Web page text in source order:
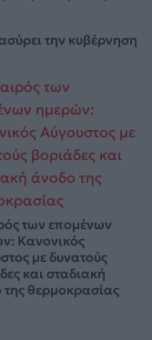
την κυβέρνηση
των επομένων
Κανονικός
με δυνατούς
και σταδιακή
θερμοκρασίας